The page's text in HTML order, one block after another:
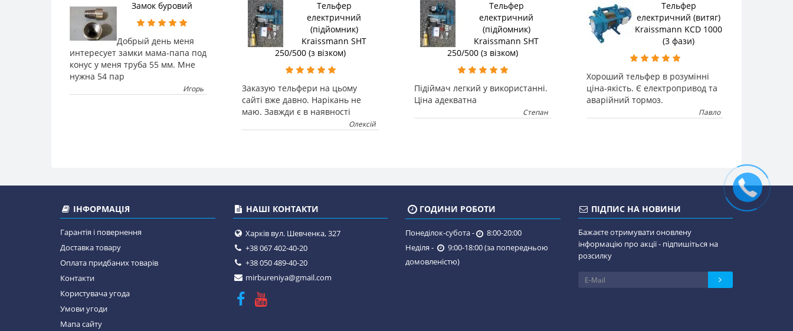
Замок буровий
Добрый день меня
интересует замки мама-папа под
конус у меня труба 55 мм. Мне
нужна 54 пар
Игорь
Тельфер
електричний
(підйомник)
Kraissmann SHT
250/500 (з візком)
Заказую тельфери на цьому
сайті вже давно. Нарікань не
маю. Завжди є в наявності
Олексій
Тельфер
електричний
(підйомник)
Kraissmann SHT
250/500 (з візком)
Підіймач легкий у використанні.
Ціна адекватна
Степан
Тельфер
електричний (витяг)
Kraissmann KCD 1000
(3 фази)
Хороший тельфер в розумінні
ціна-якість. Є електропривод та
аварійний тормоз.
Павло
ІНФОРМАЦІЯ
Гарантія і повернення
Доставка товару
Оплата придбаних товарів
Контакти
Користувача угода
Умови угоди
Мапа сайту
НАШІ КОНТАКТИ
Харків вул. Шевченка, 327
+38 067 402-40-20
+38 050 489-40-20
mirbureniya@gmail.com
ГОДИНИ РОБОТИ
Понеділок-субота -
8:00-20:00
Неділя -
9:00-18:00 (за попередньою
домовленістю)
ПІДПИС НА НОВИНИ
Бажаєте отримувати оновлену
інформацію про акції - підпишіться на
розсилку